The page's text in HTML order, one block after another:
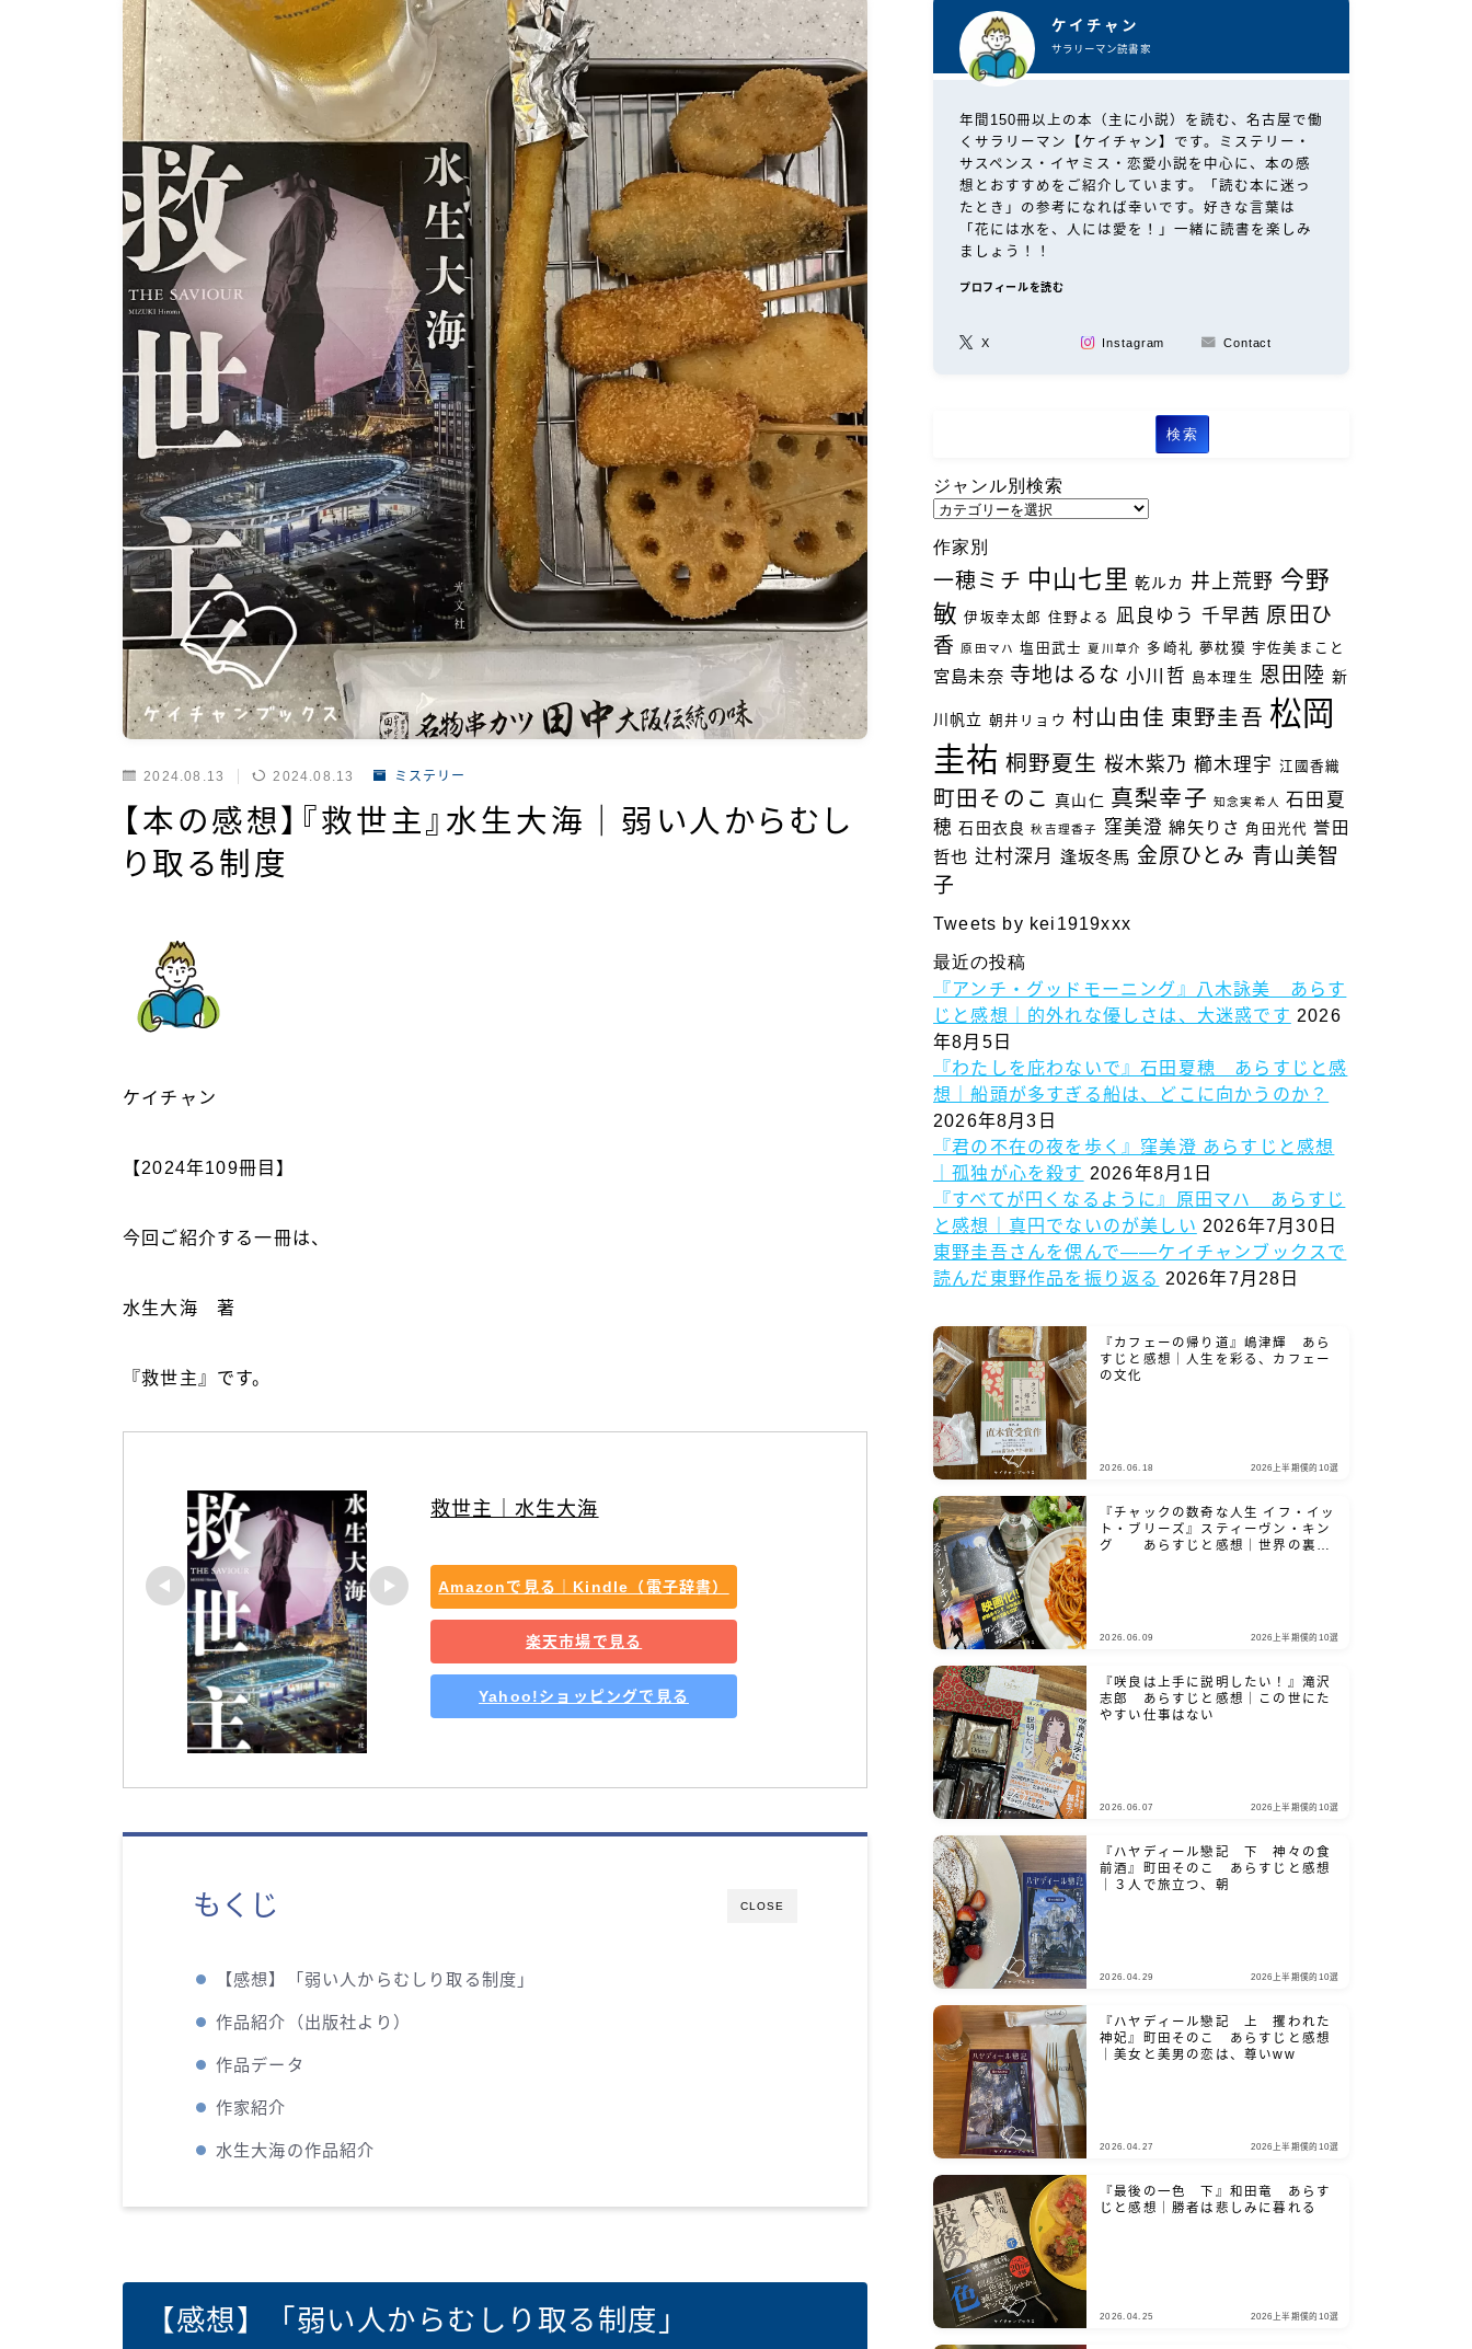
2024.08.13 2024.08.13 ミステリー
【本の感想】『救世主』水生大海｜弱い人からむし
り取る制度
ケイチャン
【2024年109冊目】
今回ご紹介する一冊は、
水生大海 著
『救世主』です。
救世主｜水生大海
Amazonで見る｜Kindle（電子辞書）
楽天市場で見る
Yahoo!ショッピングで見る
CLOSE
もくじ
【感想】「弱い人からむしり取る制度」
作品紹介（出版社より）
作品データ
作家紹介
水生大海の作品紹介
【感想】「弱い人からむしり取る制度」
ケイチャン
サラリーマン読書家
年間150冊以上の本（主に小説）を読む、名古屋で働
くサラリーマン【ケイチャン】です。ミステリー・
サスペンス・イヤミス・恋愛小説を中心に、本の感
想とおすすめをご紹介しています。「読む本に迷っ
たとき」の参考になれば幸いです。好きな言葉は
「花には水を、人には愛を！」一緒に読書を楽しみ
ましょう！！
プロフィールを読む
X Instagram Contact
検索
ジャンル別検索
ジ
ャ
別
検
索
作家別
一穂ミチ 中山七里 乾ルカ 井上荒野 今野
敏 伊坂幸太郎 住野よる 凪良ゆう 千早茜 原田ひ
香
原田マハ 塩田武士 夏川草介 多崎礼 夢枕獏 宇佐美まこと
宮島未奈 寺地はるな 小川哲 島本理生 恩田陸 新
川帆立 朝井リョウ 村山由佳 東野圭吾 松岡
圭祐 桐野夏生 桜木紫乃 櫛木理宇 江國香織
町田そのこ 真山仁 真梨幸子 知念実希人
石田夏
穂 石田衣良 秋吉理香子 窪美澄 綿矢りさ 角田光代 誉田
哲也 辻村深月 逢坂冬馬 金原ひとみ 青山美智
子
Tweets by kei1919xxx
最近の投稿
『アンチ・グッドモーニング』八木詠美 あらす
じと感想｜的外れな優しさは、大迷惑です 2026
年8月5日
『わたしを庇わないで』石田夏穂 あらすじと感
想｜船頭が多すぎる船は、どこに向かうのか？
2026年8月3日
『君の不在の夜を歩く』窪美澄 あらすじと感想
｜孤独が心を殺す 2026年8月1日
『すべてが円くなるように』原田マハ あらすじ
と感想｜真円でないのが美しい 2026年7月30日
東野圭吾さんを偲んで——ケイチャンブックスで
読んだ東野作品を振り返る 2026年7月28日
『カフェーの帰り道』嶋津輝 あら
すじと感想｜人生を彩る、カフェー
の文化
2026.06.18 2026上半期僕的10選
『チャックの数奇な人生 イフ・イッ
ト・ブリーズ』スティーヴン・キン
グ あらすじと感想｜世界の裏側
2026.06.09 2026上半期僕的10選
『咲良は上手に説明したい！』滝沢
志郎 あらすじと感想｜この世にた
やすい仕事はない
2026.06.07 2026上半期僕的10選
『ハヤディール戀記 下 神々の食
前酒』町田そのこ あらすじと感想
｜３人で旅立つ、朝
2026.04.29 2026上半期僕的10選
『ハヤディール戀記 上 攫われた
神妃』町田そのこ あらすじと感想
｜美女と美男の恋は、尊いww
2026.04.27 2026上半期僕的10選
『最後の一色 下』和田竜 あらす
じと感想｜勝者は悲しみに暮れる
2026.04.25 2026上半期僕的10選